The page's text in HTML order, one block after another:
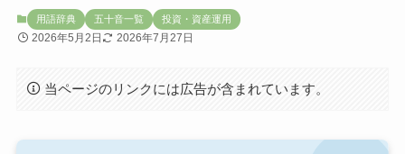
用語辞典 五十音一覧 投資・資産運用
2026年5月2日 2026年7月27日
当ページのリンクには広告が含まれています。